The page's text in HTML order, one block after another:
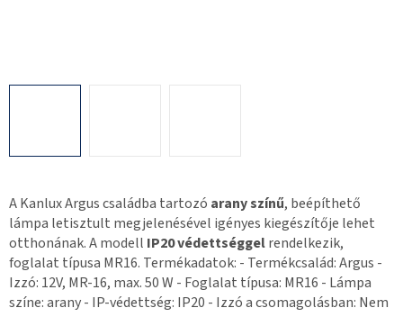
A Kanlux Argus családba tartozó arany színű, beépíthető
lámpa letisztult megjelenésével igényes kiegészítője lehet
otthonának. A modell IP20 védettséggelrendelkezik,
foglalat típusa MR16. Termékadatok: - Termékcsalád: Argus -
Izzó: 12V, MR-16, max. 50 W - Foglalat típusa: MR16 - Lámpa
színe: arany - IP-védettség: IP20 - Izzó a csomagolásban: Nem